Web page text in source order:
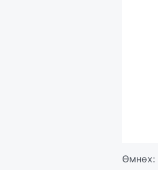
Өмнөх: